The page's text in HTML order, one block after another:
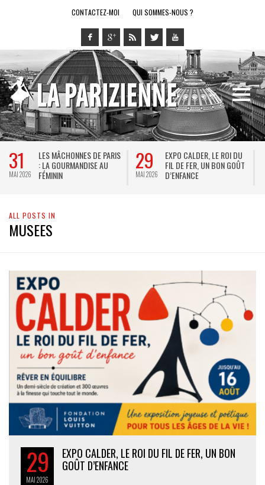
CONTACTEZ-MOI QUI SOMMES-NOUS ?
31
MAI 2026
LES MÂCHONNES DE PARIS
: LA GOURMANDISE AU
FÉMININ
29
MAI 2026
EXPO CALDER, LE ROI DU
FIL DE FER, UN BON GOÛT
D’ENFANCE
ALL POSTS IN
MUSEES
29
MAI2026
EXPO CALDER, LE ROI DU FIL DE FER, UN BON
GOÛT D’ENFANCE